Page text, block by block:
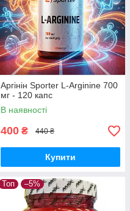
Аргінін Sporter L-Arginine 700
мг - 120 капс
В наявності
400 ₴ 440 ₴
Купити
Топ –5%